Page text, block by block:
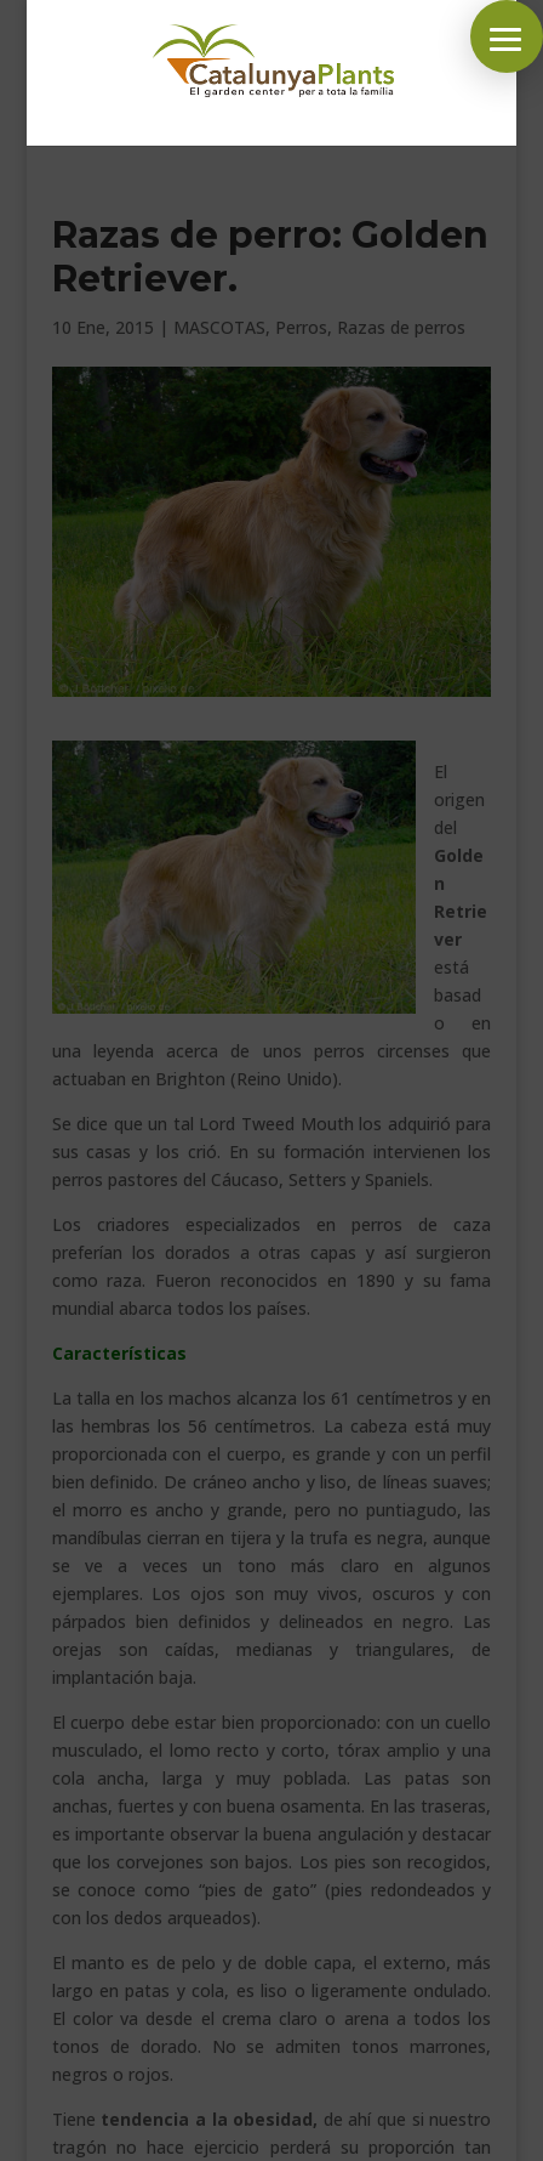
SÍGUENOS EN:
INICIO
PLANTAS
DECORACIÓN
___________________________
VEURE EN CATALÀ
Razas de perro: Golden
Retriever.
10 Ene, 2015 | MASCOTAS, Perros, Razas de perros
El
origen
del
Golde
n
Retrie
ver
está
basad
o en
una leyenda acerca de unos perros circenses que
actuaban en Brighton (Reino Unido).
Se dice que un tal Lord Tweed Mouth los adquirió para
sus casas y los crió. En su formación intervienen los
perros pastores del Cáucaso, Setters y Spaniels.
Los criadores especializados en perros de caza
preferían los dorados a otras capas y así surgieron
como raza. Fueron reconocidos en 1890 y su fama
mundial abarca todos los países.
Características
La talla en los machos alcanza los 61 centímetros y en
las hembras los 56 centímetros. La cabeza está muy
proporcionada con el cuerpo, es grande y con un perfil
bien definido. De cráneo ancho y liso, de líneas suaves;
el morro es ancho y grande, pero no puntiagudo, las
mandíbulas cierran en tijera y la trufa es negra, aunque
se ve a veces un tono más claro en algunos
ejemplares. Los ojos son muy vivos, oscuros y con
párpados bien definidos y delineados en negro. Las
orejas son caídas, medianas y triangulares, de
implantación baja.
El cuerpo debe estar bien proporcionado: con un cuello
musculado, el lomo recto y corto, tórax amplio y una
cola ancha, larga y muy poblada. Las patas son
anchas, fuertes y con buena osamenta. En las traseras,
es importante observar la buena angulación y destacar
que los corvejones son bajos. Los pies son recogidos,
se conoce como “pies de gato” (pies redondeados y
con los dedos arqueados).
El manto es de pelo y de doble capa, el externo, más
largo en patas y cola, es liso o ligeramente ondulado.
El color va desde el crema claro o arena a todos los
tonos de dorado. No se admiten tonos marrones,
negros o rojos.
Tiene tendencia a la obesidad, de ahí que si nuestro
tragón no hace ejercicio perderá su proporción tan